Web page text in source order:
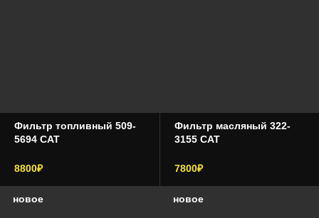
Фильтр топливный 509-
5694 CAT
8800₽
Фильтр масляный 322-
3155 CAT
7800₽
новое новое